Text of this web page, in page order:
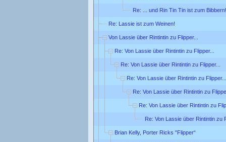
Re: ... und Rin Tin Tin ist zum Bibbern!
Re: Lassie ist zum Weinen!
Von Lassie über Rintintin zu Flipper...
Re: Von Lassie über Rintintin zu Flipper...
Re: Von Lassie über Rintintin zu Flipper...
Re: Von Lassie über Rintintin zu Flipper...
Re: Von Lassie über Rintintin zu
Re: Von Lassie über Rintintin zu
Re: Von Lassie über Rintintin zu
Brian Kelly, Porter Ricks "Flipper“